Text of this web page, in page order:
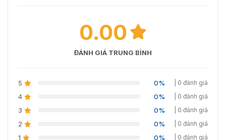
1": 32.2°～12.2°
0.00
ĐÁNH GIÁ TRUNG BÌNH
5 0% | 0 đánh giá
4 0% | 0 đánh giá
3 0% | 0 đánh giá
2 0% | 0 đánh giá
1 0% | 0 đánh giá